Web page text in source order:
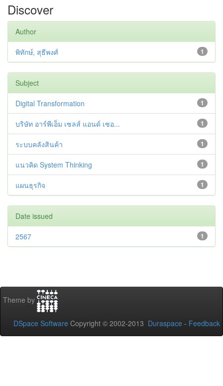
Discover
Author
1
พิทักษ์, สุธีพงศ์
Subject
1
Digital Transformation
1
บริษัท อาร์พีเอ็ม เซลส์ แอนด์ เซอ...
1
ระบบคลังสินค้า
1
แนวคิด System Thinking
1
แผนธุรกิจ
Date issued
1
2567
Theme by
DSpace Software Copyright © 2002-2013 Duraspace - Feedback